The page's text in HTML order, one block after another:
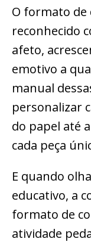
O formato de
reconhecido
afeto,
emotivo a
manual
personalizar
do papel até
cada peça
E quando
educativo, a
formato de
atividade